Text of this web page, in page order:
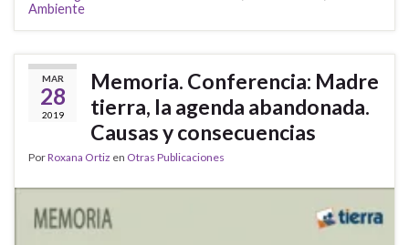
Ambiente
MAR
28
2019
Memoria. Conferencia: Madre
tierra, la agenda abandonada.
Causas y consecuencias
PorRoxana Ortiz en Otras Publicaciones